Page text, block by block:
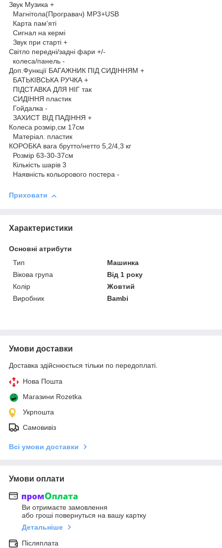
Звук Музика +
Магнітола(Програвач) MP3+USB
Карта пам'яті
Сигнал на кермі
Звук при старті +
Світло передні/задні фари +/-
колеса/панель -
Доп.Функції БАГАЖНИК ПІД СИДІННЯМ +
БАТЬКІВСЬКА РУЧКА +
ПІДСТАВКА ДЛЯ НІГ так
СИДІННЯ пластик
Гойдалка -
ЗАХИСТ ВІД ПАДІННЯ +
Колеса розмір,см 17см
Матеріал. пластик
КОРОБКА вага брутто/нетто 5,2/4,3 кг
Розмір 63-30-37см
Кількість шарів 3
Наявність кольорового постера -
Приховати
Характеристики
Основні атрибути
Тип
Машинка
Вікова група
Від 1 року
Колір
Жовтий
Виробник
Bambi
Умови доставки
Доставка здійснюється тільки по передоплаті.
Нова Пошта
Магазини Rozetka
Укрпошта
Самовивіз
Всі умови доставки
Умови оплати
Ви отримаєте замовлення
або гроші повернуться на вашу картку
Детальніше
Післяплата